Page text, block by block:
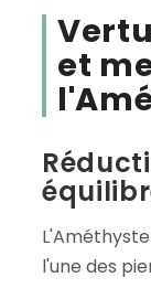
et
l'une des